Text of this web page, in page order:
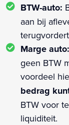
BTW-auto:
aan bij
Marge auto:
geen BTW
voordeel
bedrag
BTW voor
liquiditeit.